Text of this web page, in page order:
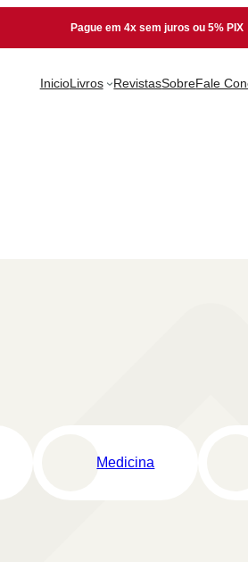
Pague em 4x sem juros ou 5% PIX
InicioLivros RevistasSobreFale
Medicina